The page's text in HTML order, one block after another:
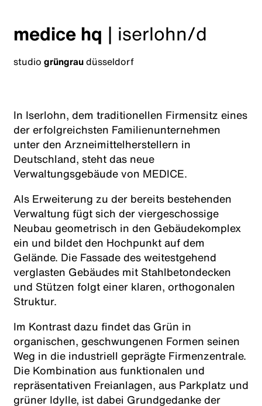
medice hq | iserlohn/d
studio grüngraudüsseldorf
In Iserlohn, dem traditionellen Firmensitz eines
der erfolgreichsten Familienunternehmen
unter den Arzneimittelherstellern in
Deutschland, steht das neue
Verwaltungsgebäude von MEDICE.
Als Erweiterung zu der bereits bestehenden
Verwaltung fügt sich der viergeschossige
Neubau geometrisch in den Gebäudekomplex
ein und bildet den Hochpunkt auf dem
Gelände. Die Fassade des weitestgehend
verglasten Gebäudes mit Stahlbetondecken
und Stützen folgt einer klaren, orthogonalen
Struktur.
Im Kontrast dazu findet das Grün in
organischen, geschwungenen Formen seinen
Weg in die industriell geprägte Firmenzentrale.
Die Kombination aus funktionalen und
repräsentativen Freianlagen, aus Parkplatz und
grüner Idylle, ist dabei Grundgedanke der